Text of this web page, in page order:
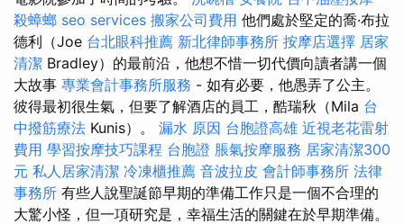
殺蟑螂 seo services 搬家公司費用 他們處於堅定的喬·布拉
德利（Joe 台北眼科推薦 新北律師事務所 按摩店選擇 居家
清潔 Bradley）的最前沿，他想不惜一切代價向讀者講一個
大故事 專業會計事務所服務 - 如有必要，他愚弄了公主。
彼得最初很生氣，但要了解酒店的員工，酷瑞秋（Mila 台
中撥筋療法 Kunis）。 漏水 原因 台胞證高雄 近視老花雷射
費用 學習按摩技巧課程 台胞證 脹氣按摩服務 居家清潔300
元 私人居家清潔 冷凍櫃推薦 音波拉皮 會計師事務所 法律
事務所 有些人說聖誕節早期的準備工作只是一個不合理的
大驚小怪，但一項研究是，幸福生活的關鍵在於早期準備。